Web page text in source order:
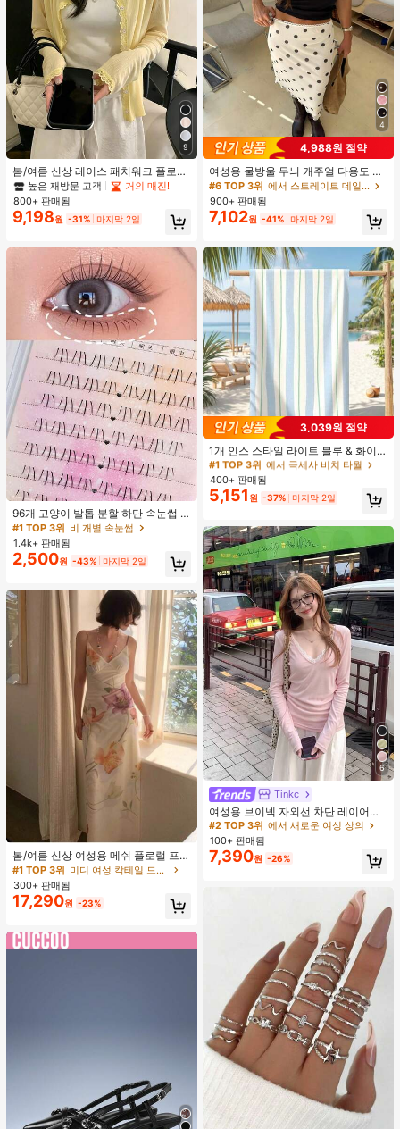
9
봄/여름 신상 레이스 패치워크 플로럴
트림 소프트 니트 가디건 경량 재킷 탑
여성용, 코티지코어 옐로우
높은 재방문 고객
거의 매진!
800+ 판매됨
9,198원 -31% 마지막 2일
96개 고양이 발톱 분할 하단 속눈썹 B
컬 인조 속눈썹, 자연스럽고 사실적인
개별 클러스터, 헐렁한 데일리 사용,
초보자에게 적합
#1 TOP 3위
비 개별 속눈썹
거의 매진!
#1 TOP 3위 비 개별 속눈썹
거의 매진!
#1 TOP 3위 비 개별 속눈썹
거의 매진!
#1 TOP 3위 비 개별 속눈썹
1.4k+ 판매됨
2,500원 -43% 마지막 2일
봄/여름 신상 여성용 메쉬 플로럴 프린
트 드레스, 브이넥, 휴가 스타일, 섹시
한 비치 파티 댄스 드레스, 스파게티
스트랩 웨딩 가을
#1 TOP 3위
재고 9개 남음
#1 TOP 3위
미디 여성 칵테일 드레스
재고 9개 남음
#1 TOP 3위
미디 여성 칵테일 드레스
재고 9개 남음
#1 TOP 3위
300+ 판매됨
17,290원 -23%
4
4,988원 절약
여성용 물방울 무늬 캐주얼 다용도 데
이트 & 외출 A라인 스커트 봄
#6 TOP 3위
에서 스트레이트 데일리 스커트
900+ 판매됨
7,102원 -41% 마지막 2일
3,039원 절약
1개 인스 스타일 라이트 블루 & 화이
트 & 그린 스트라이프 비치 타월, 화이
트와 그린 세로 스트라이프 프린트가
있는 라이트 블루 배경, 신선한 섬 휴
가 분위기, 수영, 캠핑, 피트니스, 여름
수영장 부드러운 가구, 핸드 타월에 적
합
#1 TOP 3위 에서 극세사 비치 타월
거의 매진!
#1 TOP 3위 에서 극세사 비치 타월
거의 매진!
#1 TOP 3위 에서 극세사 비치 타월
거의 매진!
#1 TOP 3위
에서 극세사 비치 타월
400+ 판매됨
5,151 원 -37% 마지막 2일
6
Tinkc
여성용 브이넥 자외선 차단 레이어링
다용도 긴팔 티셔츠 탑, 봄/여름 핑크
#2 TOP 3위 에서 새로운 여성 상의
높은 재방문 고객
#2 TOP 3위 에서 새로운 여성 상의
높은 재방문 고객
#2 TOP 3위 에서 새로운 여성 상의
높은 재방문 고객
#2 TOP 3위 에서 새로운 여성 상의
100+ 판매됨
7,390원 -26%